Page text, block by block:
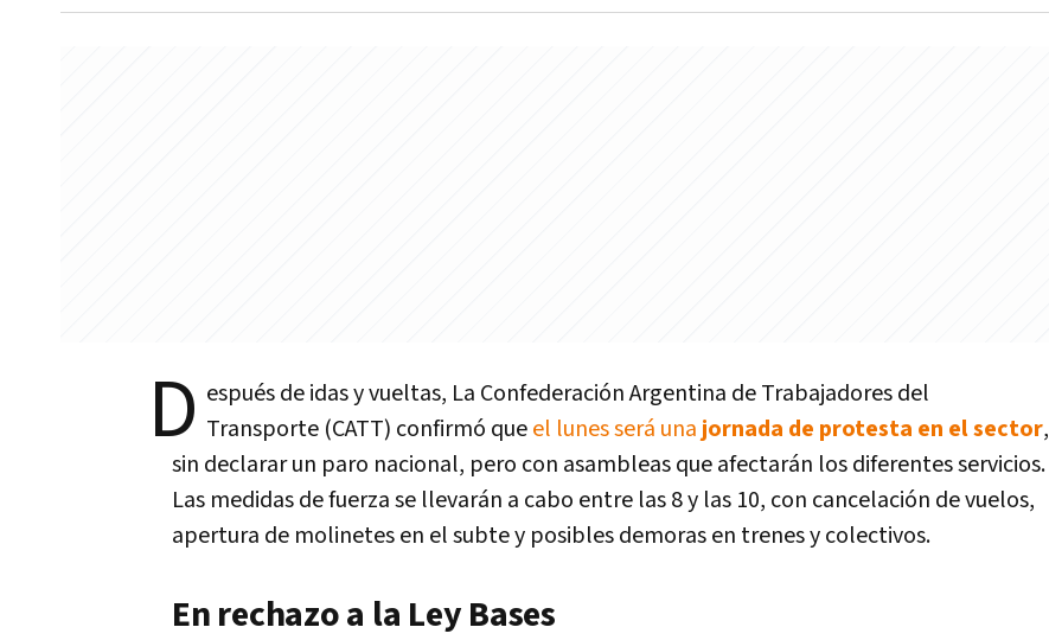
D espués de idas y vueltas, La Confederación Argentina de Trabajadores del
Transporte (CATT) confirmó queel lunes será una jornada de protesta en el sector,
sin declarar un paro nacional, pero con asambleas que afectarán los diferentes servicios.
Las medidas de fuerza se llevarán a cabo entre las 8 y las 10, con cancelación de vuelos,
apertura de molinetes en el subte y posibles demoras en trenes y colectivos.
En rechazo a la Ley Bases